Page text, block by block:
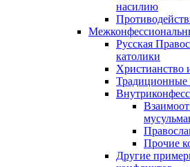
насилию
Русская
католики
Христианство
Традиционные
Прочие
Другие